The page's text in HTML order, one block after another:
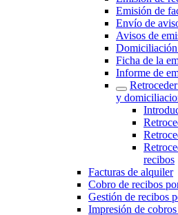
Emisión de
Envío de
Avisos de
Domiciliación
Ficha de la
Informe de
y
recibos
Facturas de alquiler
Cobro de recibos
Gestión de recibos
Impresión de